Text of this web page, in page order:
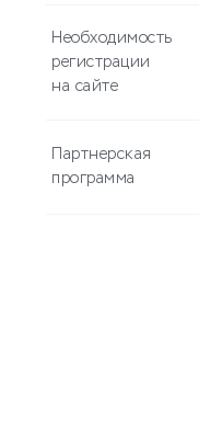
Необходимость
регистрации
на сайте
Партнерская
программа